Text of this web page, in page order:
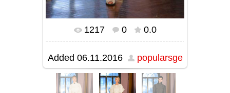
In real size 800x1198/ 206.3Kb
1217 0 0.0
Added 06.11.2016 popularsge